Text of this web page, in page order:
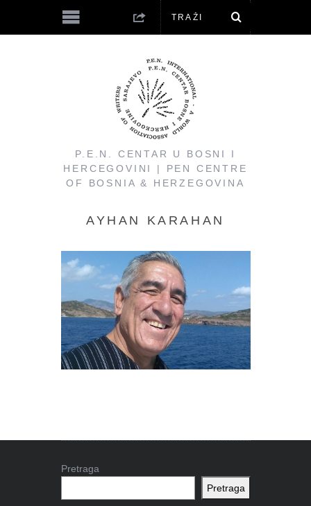
P.E.N. CENTAR U BOSNI I
HERCEGOVINI | PEN CENTRE
OF BOSNIA & HERZEGOVINA
AYHAN KARAHAN
Pretraga
Pretraga